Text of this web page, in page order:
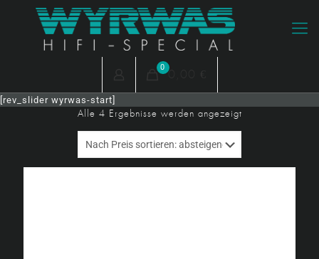
0 0,00 €
[rev_slider wyrwas-start]
Alle 4 Ergebnisse werden angezeigtNach